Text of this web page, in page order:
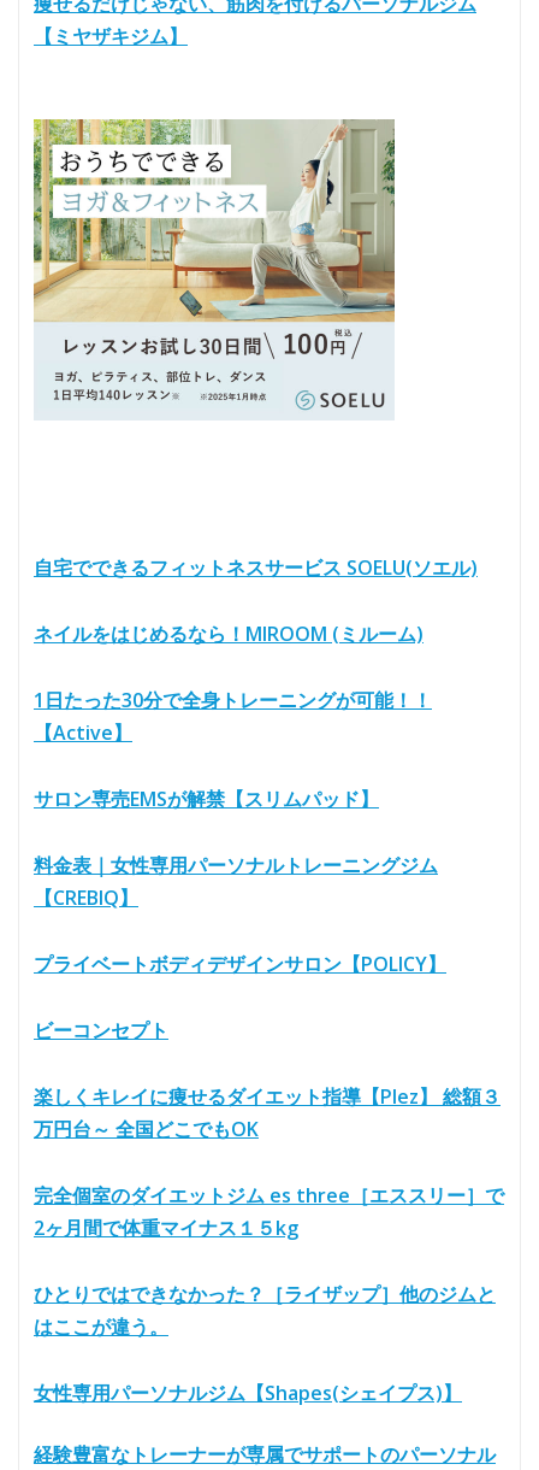
【ミヤザキジム】
自宅でできるフィットネスサービス SOELU(ソエル)
ネイルをはじめるなら！MIROOM (ミルーム)
1日たった30分で全身トレーニングが可能！！
【Active】
サロン専売EMSが解禁【スリムパッド】
料金表｜女性専用パーソナルトレーニングジム
【CREBIQ】
プライベートボディデザインサロン【POLICY】
ビーコンセプト
楽しくキレイに痩せるダイエット指導【Plez】 総額３
万円台～ 全国どこでもOK
完全個室のダイエットジム es three［エススリー］で
2ヶ月間で体重マイナス１５kg
ひとりではできなかった？［ライザップ］他のジムと
はここが違う。
女性専用パーソナルジム【Shapes(シェイプス)】
経験豊富なトレーナーが専属でサポートのパーソナル